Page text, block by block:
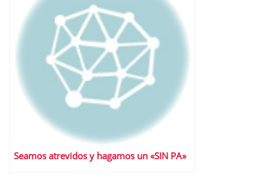
Seamos atrevidos y hagamos un «SIN PA»